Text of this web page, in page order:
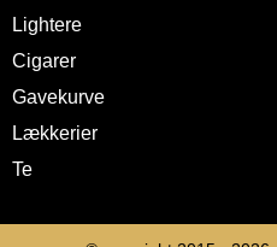
Lightere
Cigarer
Gavekurve
Lækkerier
Te